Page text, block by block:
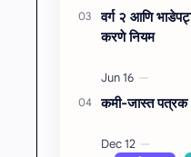
वर्ग २ आणि
करणे नियम
कमी-जास्त